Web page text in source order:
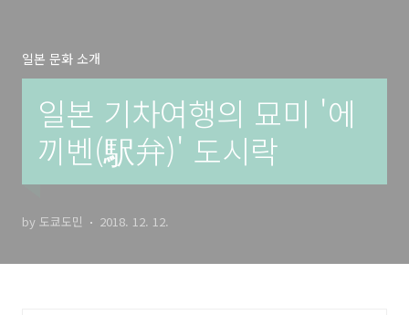
일본 문화 소개
일본 기차여행의 묘미 '에
끼벤(駅弁)' 도시락
by 도쿄도민 2018. 12. 12.